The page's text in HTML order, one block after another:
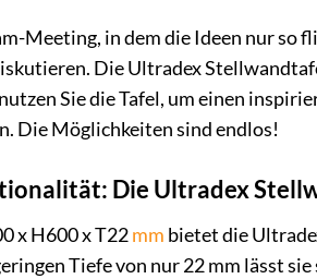
Meeting, in dem die Ideen nur so
Die Ultradex
Sie die Tafel, um einen
Die Möglichkeiten sind endlos!
Die Ultradex
x H600 x T22mm bietet die
Tiefe von nur 22 mm lässt